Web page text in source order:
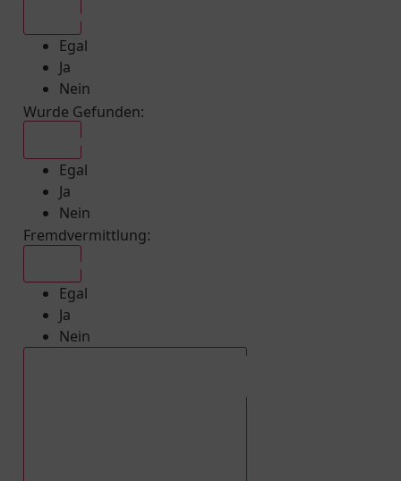
Egal
Ja
Nein
Wurde Gefunden:
Egal
Ja
Nein
Fremdvermittlung:
Egal
Ja
Nein